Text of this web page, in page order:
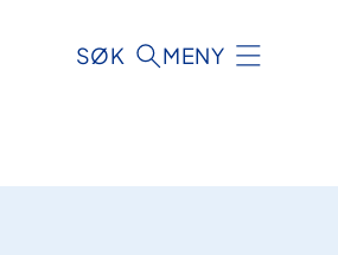
SØK MENY